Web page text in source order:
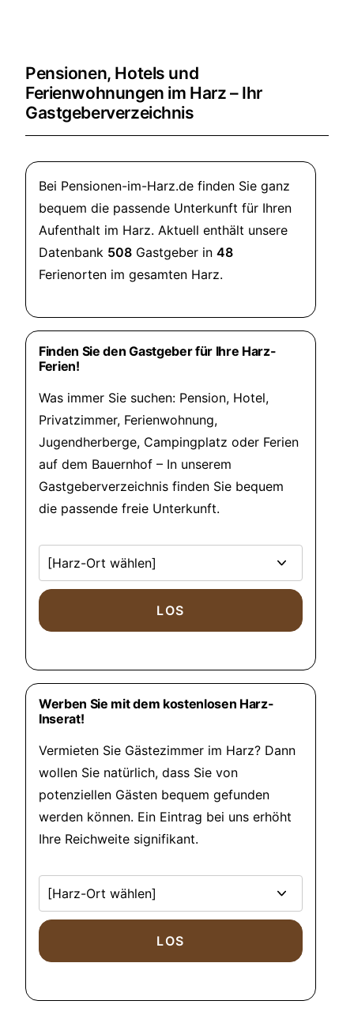
Pensionen, Hotels und
Ferienwohnungen im Harz – Ihr
Gastgeberverzeichnis
Bei Pensionen-im-Harz.de finden Sie ganz
bequem die passende Unterkunft für Ihren
Aufenthalt im Harz. Aktuell enthält unsere
Datenbank 508 Gastgeber in 48
Ferienorten im gesamten Harz.
Finden Sie den Gastgeber für Ihre Harz-
Ferien!
Was immer Sie suchen: Pension, Hotel,
Privatzimmer, Ferienwohnung,
Jugendherberge, Campingplatz oder Ferien
auf dem Bauernhof – In unserem
Gastgeberverzeichnis finden Sie bequem
die passende freie Unterkunft.
Werben Sie mit dem kostenlosen Harz-
Inserat!
Vermieten Sie Gästezimmer im Harz? Dann
wollen Sie natürlich, dass Sie von
potenziellen Gästen bequem gefunden
werden können. Ein Eintrag bei uns erhöht
Ihre Reichweite signifikant.